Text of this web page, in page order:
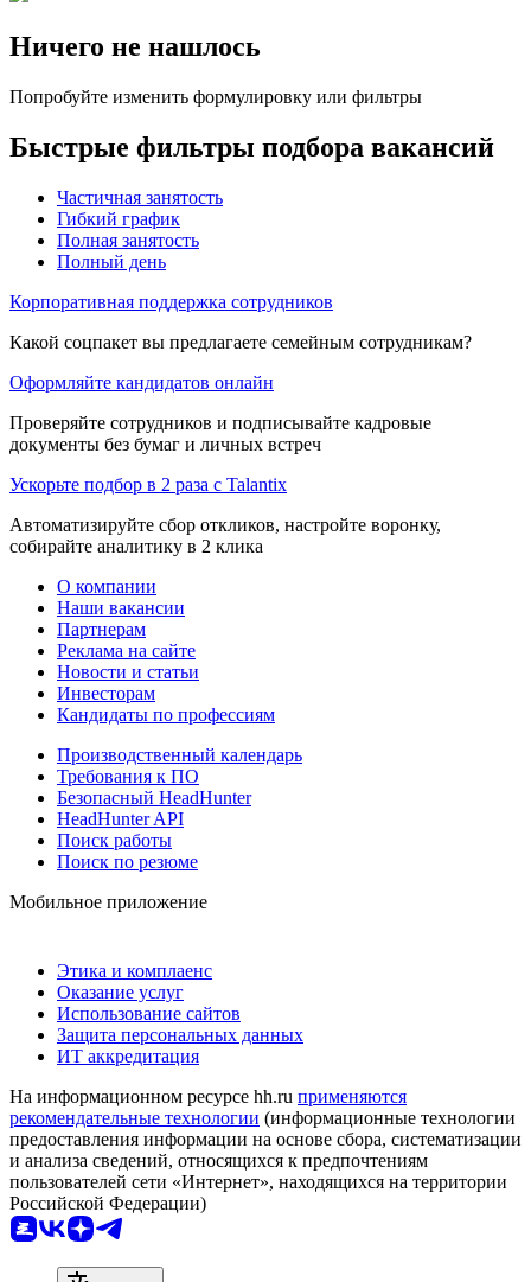
Ничего не нашлось
Попробуйте изменить формулировку или фильтры
Быстрые фильтры подбора вакансий
Частичная занятость
Гибкий график
Полная занятость
Полный день
Корпоративная поддержка сотрудников
Какой соцпакет вы предлагаете семейным сотрудникам?
Оформляйте кандидатов онлайн
Проверяйте сотрудников и подписывайте кадровые
документы без бумаг и личных встреч
Ускорьте подбор в 2 раза с Talantix
Автоматизируйте сбор откликов, настройте воронку,
собирайте аналитику в 2 клика
О компании
Наши вакансии
Партнерам
Реклама на сайте
Новости и статьи
Инвесторам
Кандидаты по профессиям
Производственный календарь
Требования к ПО
Безопасный HeadHunter
HeadHunter API
Поиск работы
Поиск по резюме
Мобильное приложение
Этика и комплаенс
Оказание услуг
Использование сайтов
Защита персональных данных
ИТ аккредитация
На информационном ресурсе hh.ru применяются
рекомендательные технологии (информационные технологии
предоставления информации на основе сбора, систематизации
и анализа сведений, относящихся к предпочтениям
пользователей сети «Интернет», находящихся на территории
Российской Федерации)